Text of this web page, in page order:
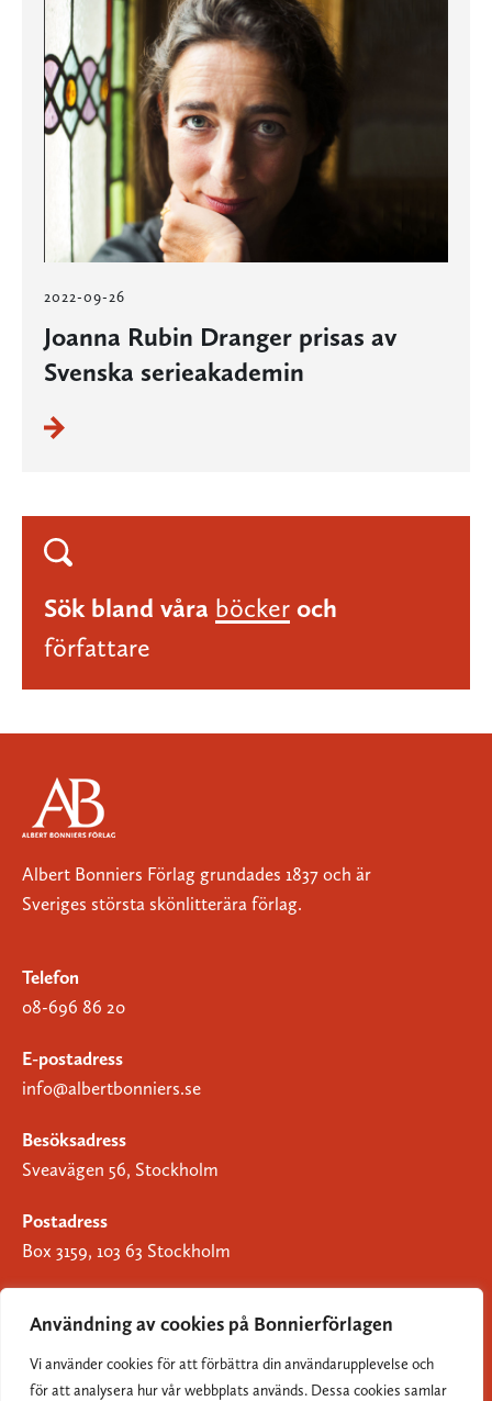
Användning av cookies på Bonnierförlagen
Vi använder cookies för att förbättra din användarupplevelse och
för att analysera hur vår webbplats används. Dessa cookies samlar
2022-09-26
Joanna Rubin Dranger prisas av
Svenska serieakademin
Sök bland våra böcker och
författare
Albert Bonniers Förlag grundades 1837 och är
Sveriges största skönlitterära förlag.
Telefon
08-696 86 20
E-postadress
info@albertbonniers.se
Besöksadress
Sveavägen 56, Stockholm
Postadress
Box 3159, 103 63 Stockholm
Om Bonnierförlagen